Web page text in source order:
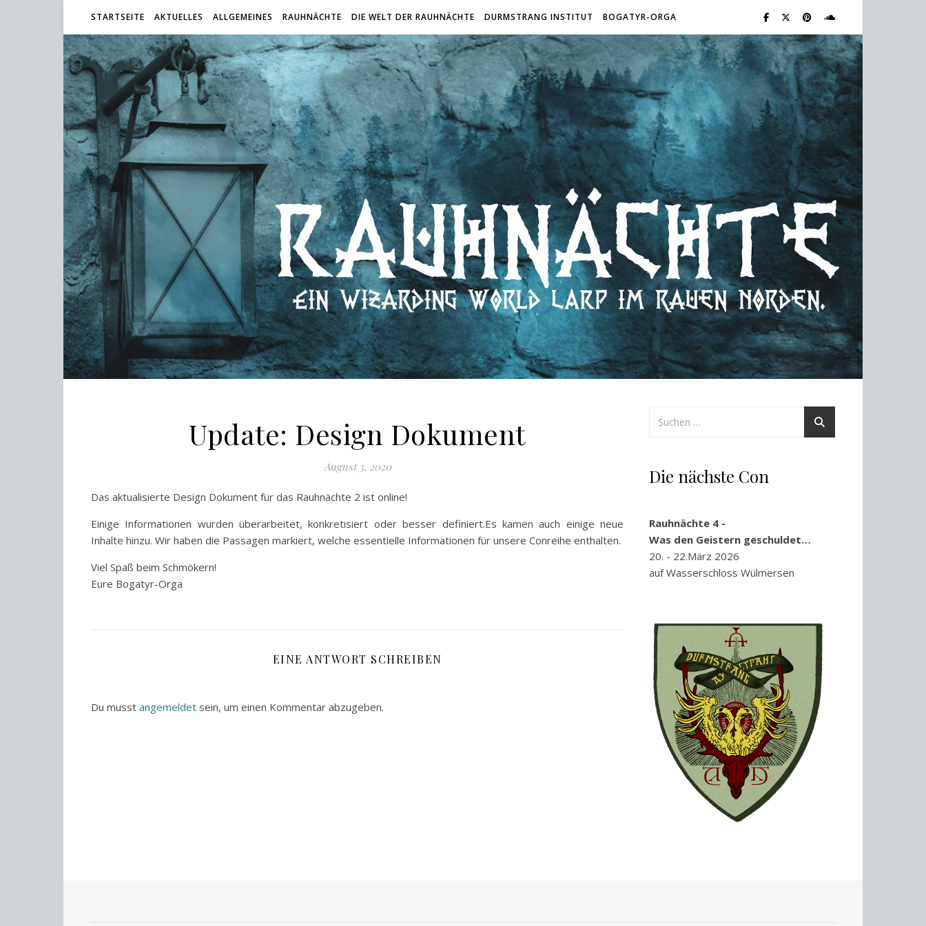
STARTSEITE AKTUELLES ALLGEMEINES RAUHNÄCHTE DIE WELT DER RAUHNÄCHTE DURMSTRANG INSTITUT BOGATYR-ORGA
Update: Design Dokument
August 3, 2020
Das aktualisierte Design Dokument für das Rauhnächte 2 ist online!
Einige Informationen wurden überarbeitet, konkretisiert oder besser definiert.Es kamen auch einige neue
Inhalte hinzu. Wir haben die Passagen markiert, welche essentielle Informationen für unsere Conreihe enthalten.
Viel Spaß beim Schmökern!
Eure Bogatyr-Orga
EINE ANTWORT SCHREIBEN
Du musst angemeldet sein, um einen Kommentar abzugeben.
Die nächste Con
Rauhnächte 4 -
Was den Geistern geschuldet…
20. - 22.März 2026
auf Wasserschloss Wülmersen